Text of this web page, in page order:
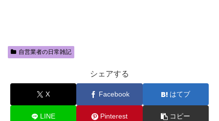
自営業者の日常雑記
シェアする
X Facebook はてブ
LINE Pinterest コピー